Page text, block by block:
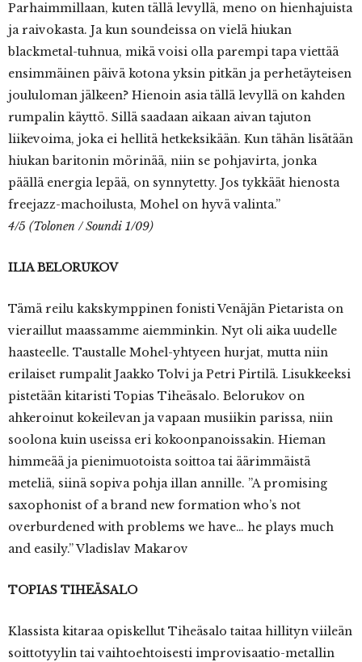
Parhaimmillaan, kuten tällä levyllä, meno on hienhajuista
ja raivokasta. Ja kun soundeissa on vielä hiukan
blackmetal-tuhnua, mikä voisi olla parempi tapa viettää
ensimmäinen päivä kotona yksin pitkän ja perhetäyteisen
joululoman jälkeen? Hienoin asia tällä levyllä on kahden
rumpalin käyttö. Sillä saadaan aikaan aivan tajuton
liikevoima, joka ei hellitä hetkeksikään. Kun tähän lisätään
hiukan baritonin mörinää, niin se pohjavirta, jonka
päällä energia lepää, on synnytetty. Jos tykkäät hienosta
freejazz-machoilusta, Mohel on hyvä valinta.”
4/5 (Tolonen / Soundi 1/09)
ILIA BELORUKOV
Tämä reilu kakskymppinen fonisti Venäjän Pietarista on
vieraillut maassamme aiemminkin. Nyt oli aika uudelle
haasteelle. Taustalle Mohel-yhtyeen hurjat, mutta niin
erilaiset rumpalit Jaakko Tolvi ja Petri Pirtilä. Lisukkeeksi
pistetään kitaristi Topias Tiheäsalo. Belorukov on
ahkeroinut kokeilevan ja vapaan musiikin parissa, niin
soolona kuin useissa eri kokoonpanoissakin. Hieman
himmeää ja pienimuotoista soittoa tai äärimmäistä
meteliä, siinä sopiva pohja illan annille. ”A promising
saxophonist of a brand new formation who’s not
overburdened with problems we have… he plays much
and easily.” Vladislav Makarov
TOPIAS TIHEÄSALO
Klassista kitaraa opiskellut Tiheäsalo taitaa hillityn viileän
soittotyylin tai vaihtoehtoisesti improvisaatio-metallin